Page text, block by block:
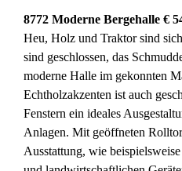
8772 Moderne Bergehalle €
Heu, Holz und Traktor sind
sind geschlossen, das
moderne Halle im gekonnten
Echtholzakzenten ist auch
Fenstern ein ideales
Anlagen. Mit geöffneten
Ausstattung, wie